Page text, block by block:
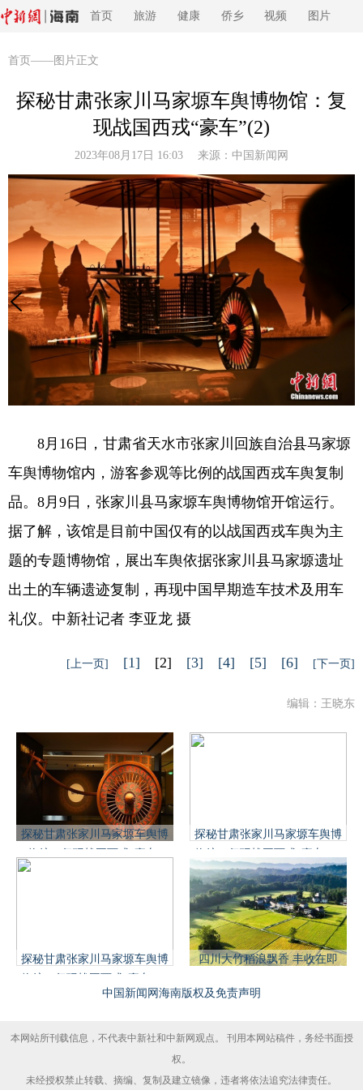
首页 旅游 健康 侨乡 视频 图片
首页 ——图片正文
探秘甘肃张家川马家塬车舆博物馆：复
现战国西戎“豪车”(2)
2023年08月17日 16:03 来源： 中国新闻网
8月16日，甘肃省天水市张家川回族自治县马家塬
车舆博物馆内，游客参观等比例的战国西戎车舆复制
品。8月9日，张家川县马家塬车舆博物馆开馆运行。
据了解，该馆是目前中国仅有的以战国西戎车舆为主
题的专题博物馆，展出车舆依据张家川县马家塬遗址
出土的车辆遗迹复制，再现中国早期造车技术及用车
礼仪。中新社记者 李亚龙 摄
[上一页] [1] [2] [3] [4] [5] [6] [下一页]
编辑：王晓东
探秘甘肃张家川马家塬车舆博
探秘甘肃张家川马家塬车舆博
探秘甘肃张家川马家塬车舆博
四川大竹稻浪飘香 丰收在即
中国新闻网海南版权及免责声明
本网站所刊载信息，不代表中新社和中新网观点。 刊用本网站稿件，务经书面授
权。
未经授权禁止转载、摘编、复制及建立镜像，违者将依法追究法律责任。